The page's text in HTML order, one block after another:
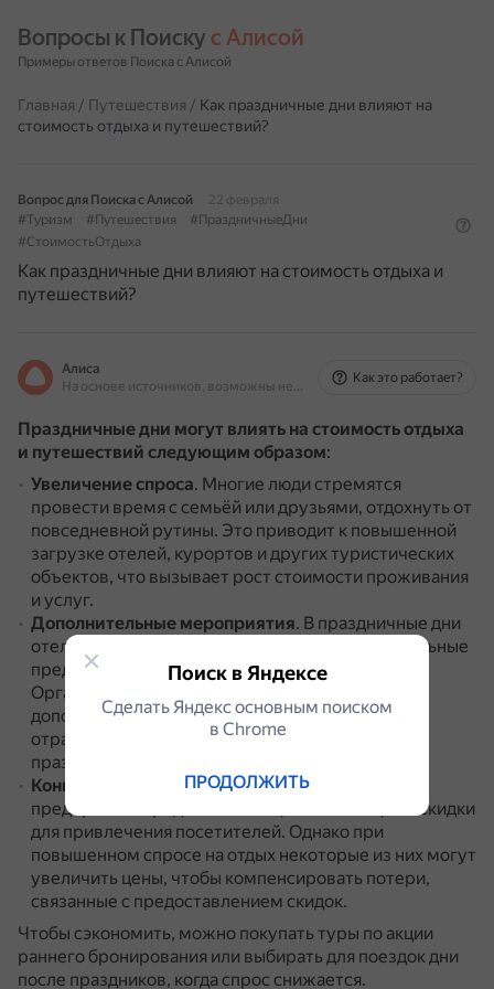
Вопросы к Поиску с Алисой
Примеры ответов Поиска с Алисой
Главная / Путешествия / Как праздничные дни влияют на
стоимость отдыха и путешествий?
Вопрос для Поиска с Алисой
22 февраля
#Туризм
#Путешествия
#ПраздничныеДни
#СтоимостьОтдыха
Как праздничные дни влияют на стоимость отдыха и
путешествий?
Алиса
На основе источников, возможны неточности
Как это работает?
Праздничные дни могут влиять на стоимость отдыха
и путешествий следующим образом:
Увеличение спроса. Многие люди стремятся
провести время с семьёй или друзьями, отдохнуть от
повседневной рутины. Это приводит к повышенной
загрузке отелей, курортов и других туристических
объектов, что вызывает рост стоимости проживания
и услуг.
Дополнительные мероприятия. В праздничные дни
отели и курорты организуют концерты, специальные
представления, тематические вечеринки.
Организация таких мероприятий требует
дополнительных затрат, которые могут быть
отражены в повышенной цене на отдых в
праздничные дни.
Конкуренция
В праздничные дни многие
предприятия предлагают специальные акции и скидки
для привлечения посетителей. Однако при
повышенном спросе на отдых некоторые из них могут
увеличить цены, чтобы компенсировать потери,
связанные с предоставлением скидок.
Чтобы сэкономить, можно покупать туры по акции
раннего бронирования или выбирать для поездок дни
после праздников, когда спрос снижается.
Поиск в Яндексе
Сделать Яндекс основным поиском
в Сhrome
ПРОДОЛЖИТЬ